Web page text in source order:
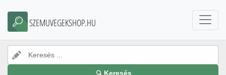
SZEMUVEGEKSHOP.HU
Keresés